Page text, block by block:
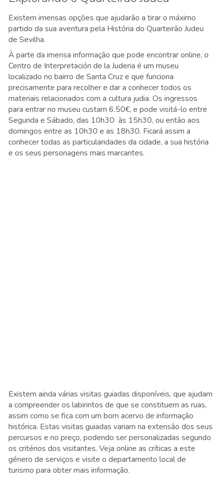
Existem imensas opções que ajudarão a tirar o máximo
partido da sua aventura pela História do Quarteirão Judeu
de Sevilha.
À parte da imensa informação que pode encontrar online, o
Centro de Interpretación de la Juderia é um museu
localizado no bairro de Santa Cruz e que funciona
precisamente para recolher e dar a conhecer todos os
materiais relacionados com a cultura judia. Os ingressos
para entrar no museu custam 6.50€, e pode visitá-lo entre
Segunda e Sábado, das 10h30 às 15h30, ou então aos
domingos entre as 10h30 e as 18h30. Ficará assim a
conhecer todas as particularidades da cidade, a sua história
e os seus personagens mais marcantes.
Existem ainda várias visitas guiadas disponíveis, que ajudam
a compreender os labirintos de que se constituem as ruas,
assim como se fica com um bom acervo de informação
histórica. Estas visitas guiadas variam na extensão dos seus
percursos e no preço, podendo ser personalizadas segundo
os critérios dos visitantes. Veja online as críticas a este
género de serviços e visite o departamento local de
turismo para obter mais informação.